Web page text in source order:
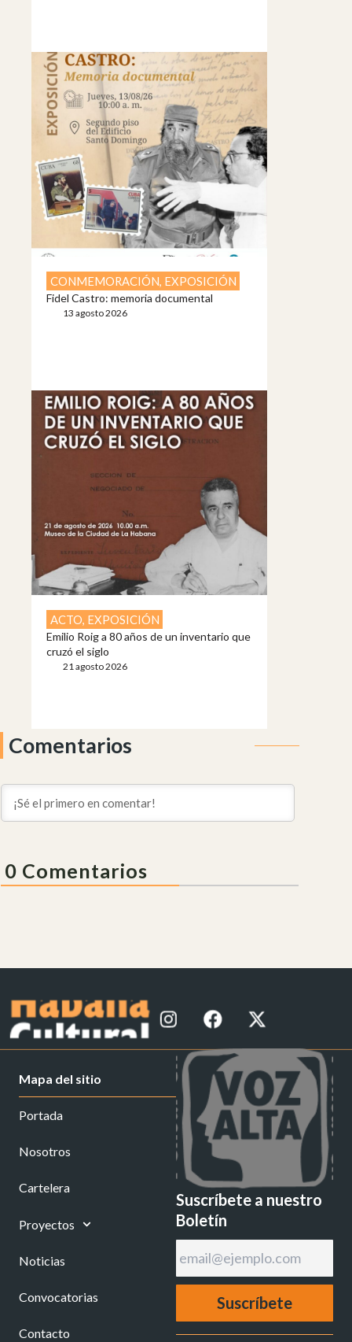
CONMEMORACIÓN, EXPOSICIÓN
Fidel Castro: memoria documental
13 agosto 2026
ACTO, EXPOSICIÓN
Emilio Roig a 80 años de un inventario que
cruzó el siglo
21 agosto 2026
Comentarios
0 Comentarios
I
n
s
a
g
a
m
F
a
c
e
b
o
o
k
X
-
t
w
i
t
t
e
Mapa del sitio
Portada
Nosotros
Cartelera
Proyectos
Noticias
Convocatorias
Contacto
Suscríbete a nuestro
Boletín